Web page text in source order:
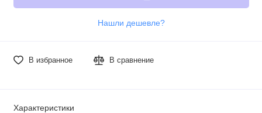
Нашли дешевле?
В избранное В сравнение
Характеристики